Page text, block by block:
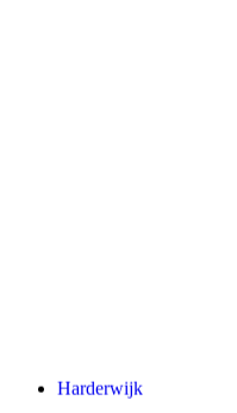
Harderwijk